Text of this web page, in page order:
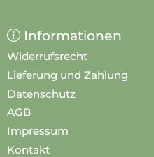
Informationen
Widerrufsrecht
Lieferung und Zahlung
Datenschutz
AGB
Impressum
Kontakt